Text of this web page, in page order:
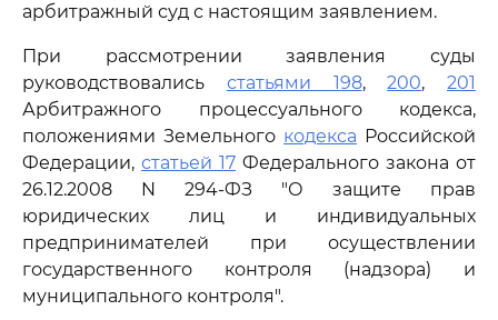
арбитражный суд с настоящим заявлением.
При рассмотрении заявления суды
руководствовались статьями 198,200, 201
Арбитражного процессуального кодекса,
положениями Земельного кодекса Российской
Федерации, статьей 17 Федерального закона от
26.12.2008 N 294-ФЗ "О защите прав
юридических лиц и индивидуальных
предпринимателей при осуществлении
государственного контроля (надзора) и
муниципального контроля".